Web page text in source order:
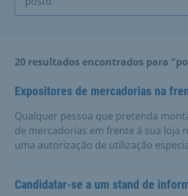
20 resultados encontrados para
Expositores de mercadorias na
Qualquer pessoa que pretenda
de mercadorias em frente à sua loja
uma autorização de utilização
Candidatar-se a um stand de